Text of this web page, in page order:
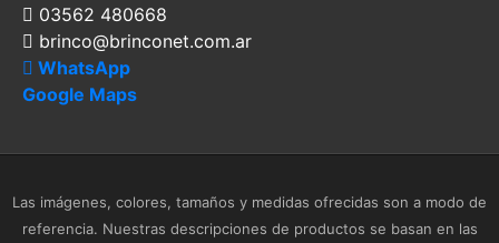
03562 480668
brinco@brinconet.com.ar
WhatsApp
Google Maps
Las imágenes, colores, tamaños y medidas ofrecidas son a modo de
referencia. Nuestras descripciones de productos se basan en las